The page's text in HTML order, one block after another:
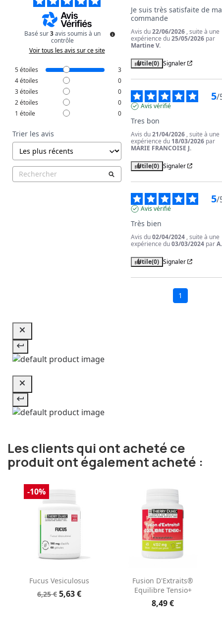
Basé sur3avis soumis à un
contrôle
Voir tous les avis sur ce site
5étoiles
3
4étoiles
0
3étoiles
0
2étoiles
0
1 étoile 0
Trier les avis
Je suis très satisfaite de ma
commande
Avis du22/06/2026 , suite à une
expérience du25/05/2026 par
Martine V.
Utile(0) Signaler
5/
Avis vérifié
Tres bon
Avis du21/04/2026 , suite à une
expérience du 18/03/2026 par
MARIE FRANCOISE J.
Utile(0) Signaler
5/
Avis vérifié
Très bien
Avis du02/04/2024 , suite à une
expérience du03/03/2024 par
Utile(0) Signaler
1
Les clients qui ont acheté ce
produit ont également acheté :
Fucus Vesiculosus
6,25 € 5,63 €
-10%
Fusion D'Extraits®
Equilibre Tensio+
8,49 €